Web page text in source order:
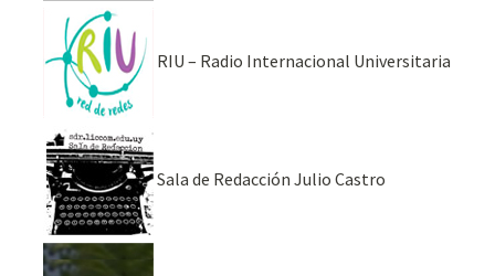
RIU – Radio Internacional Universitaria
Sala de Redacción Julio Castro